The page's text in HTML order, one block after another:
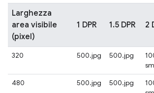
Larghezza
area visibile
(pixel)
1 DPR 1.5 DPR 2
320 500.jpg 500.jpg
480
500.jpg 500.jpg